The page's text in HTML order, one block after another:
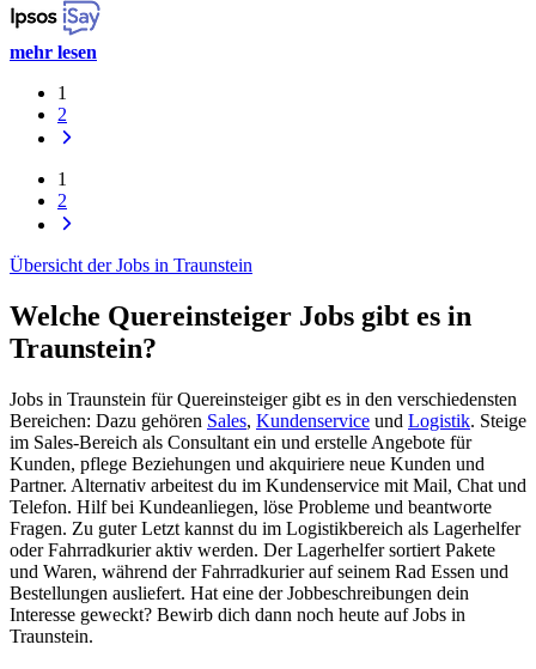
mehr lesen
1
2
1
2
Übersicht der Jobs in Traunstein
Welche Quereinsteiger Jobs gibt es in
Traunstein?
Jobs in Traunstein für Quereinsteiger gibt es in den verschiedensten
Bereichen: Dazu gehören Sales, Kundenservice und Logistik. Steige
im Sales-Bereich als Consultant ein und erstelle Angebote für
Kunden, pflege Beziehungen und akquiriere neue Kunden und
Partner. Alternativ arbeitest du im Kundenservice mit Mail, Chat und
Telefon. Hilf bei Kundeanliegen, löse Probleme und beantworte
Fragen. Zu guter Letzt kannst du im Logistikbereich als Lagerhelfer
oder Fahrradkurier aktiv werden. Der Lagerhelfer sortiert Pakete
und Waren, während der Fahrradkurier auf seinem Rad Essen und
Bestellungen ausliefert. Hat eine der Jobbeschreibungen dein
Interesse geweckt? Bewirb dich dann noch heute auf Jobs in
Traunstein.